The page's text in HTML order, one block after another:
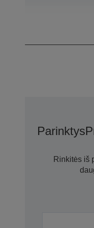
Parinktys
Rinkitės iš